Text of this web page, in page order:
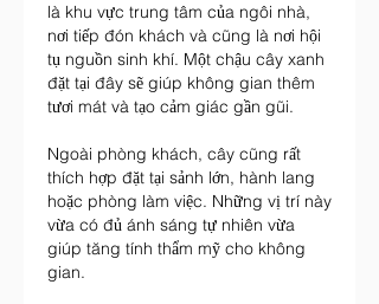
là khu vực trung tâm của ngôi nhà,
nơi tiếp đón khách và cũng là nơi hội
tụ nguồn sinh khí. Một chậu cây xanh
đặt tại đây sẽ giúp không gian thêm
tươi mát và tạo cảm giác gần gũi.
Ngoài phòng khách, cây cũng rất
thích hợp đặt tại sảnh lớn, hành lang
hoặc phòng làm việc. Những vị trí này
vừa có đủ ánh sáng tự nhiên vừa
giúp tăng tính thẩm mỹ cho không
gian.